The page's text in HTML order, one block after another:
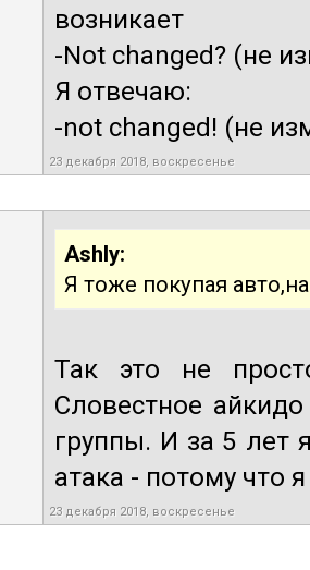
возникает
-Not changed? (не
Я отвечаю:
-not changed! (не
23 декабря 2018, воскресенье
Ashly:
Я тоже покупая
Так это не
Словестное
группы. И за 5 лет
атака - потому что
23 декабря 2018, воскресенье